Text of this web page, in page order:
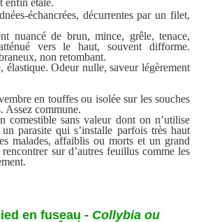
enfin étalé.
échancrées, décurrentes par un filet,
nuancé de brun, mince, grêle, tenace,
vers le haut, souvent difforme.
non retombant.
élastique. Odeur nulle, saveur légèrement
en touffes ou isolée sur les souches
Assez commune.
comestible sans valeur dont on n’utilise
parasite qui s’installe parfois très haut
malades, affaiblis ou morts et un grand
sur d’autres feuillus comme les
en fuseau - Collybia ou